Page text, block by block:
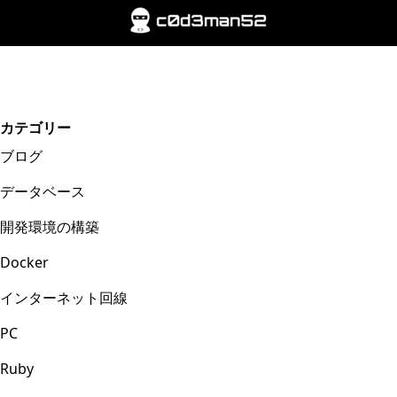
カテゴリー
ブログ
データベース
開発環境の構築
Docker
インターネット回線
PC
Ruby